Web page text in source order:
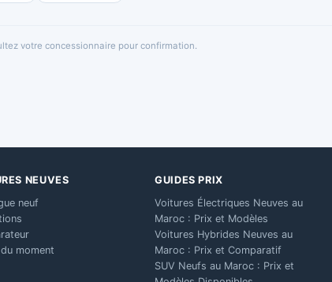
votre concessionnaire pour confirmation.
NEUVES
neuf
moment
GUIDES PRIX
Voitures Électriques Neuves au
Maroc : Prix et Modèles
Voitures Hybrides Neuves au
Maroc : Prix et Comparatif
SUV Neufs au Maroc : Prix et